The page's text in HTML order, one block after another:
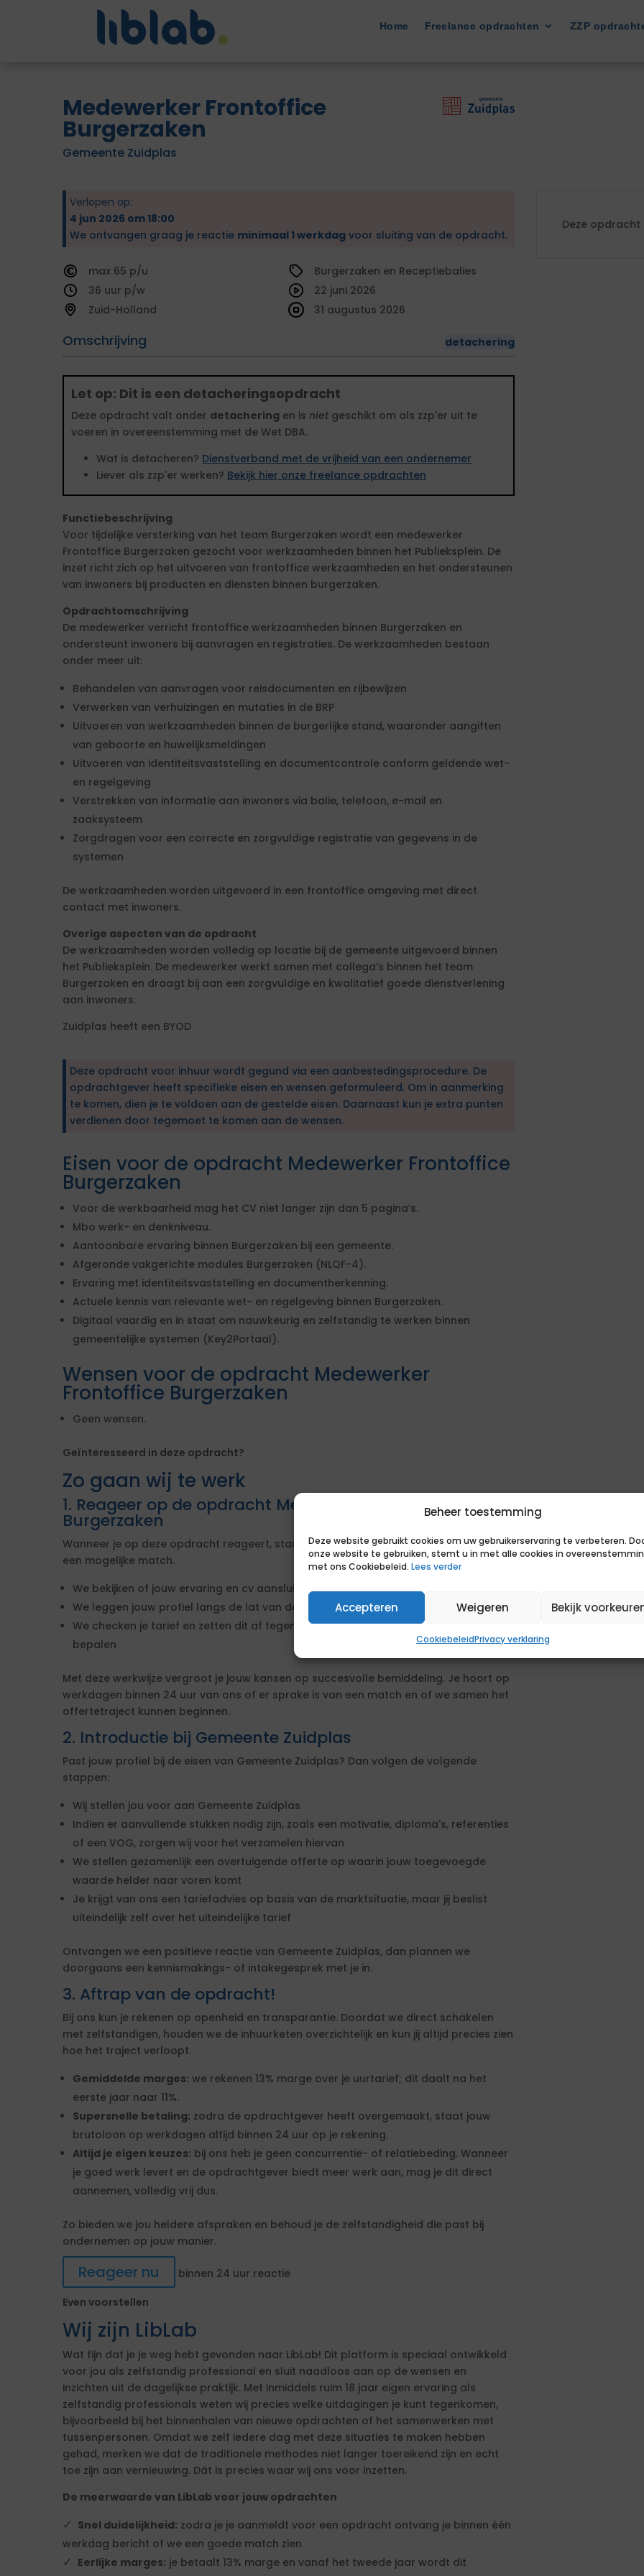
Beheer toestemming
Deze website gebruikt cookies om uw gebruikerservaring te verbeteren.
onze website te gebruiken, stemt u in met alle cookies in
met ons Cookiebeleid. Lees verder
Accepteren Weigeren Bekijk
CookiebeleidPrivacy verklaring
Home Freelance opdrachten ZZP
Medewerker Frontoffice
Burgerzaken
Gemeente Zuidplas
Verlopen op:
4 jun 2026 om 18:00
We ontvangen graag je reactie minimaal 1 werkdag voor sluiting van de opdracht.
65
36
Zuid-Holland
Burgerzaken en Receptiebalies
Omschrijving detachering
22 juni 2026
31 augustus 2026
Let op: Dit is een detacheringsopdracht
Deze opdracht valt onder detachering en is niet geschikt om als zzp'er uit te
voeren in overeenstemming met de Wet DBA.
Wat is detacheren? Dienstverband met de vrijheid van een ondernemer
Liever als zzp'er werken? Bekijk hier onze freelance opdrachten
Functiebeschrijving
Voor tijdelijke versterking van het team Burgerzaken wordt een medewerker
Frontoffice Burgerzaken gezocht voor werkzaamheden binnen het Publieksplein. De
inzet richt zich op het uitvoeren van frontoffice werkzaamheden en het ondersteunen
van inwoners bij producten en diensten binnen burgerzaken.
Opdrachtomschrijving
De medewerker verricht frontoffice werkzaamheden binnen Burgerzaken en
ondersteunt inwoners bij aanvragen en registraties. De werkzaamheden bestaan
onder meer uit:
Behandelen van aanvragen voor reisdocumenten en rijbewijzen
Verwerken van verhuizingen en mutaties in de BRP
Uitvoeren van werkzaamheden binnen de burgerlijke stand, waaronder aangiften
van geboorte en huwelijksmeldingen
Uitvoeren van identiteitsvaststelling en documentcontrole conform geldende wet-
en regelgeving
Verstrekken van informatie aan inwoners via balie, telefoon, e-mail en
zaaksysteem
Zorgdragen voor een correcte en zorgvuldige registratie van gegevens in de
systemen
De werkzaamheden worden uitgevoerd in een frontoffice omgeving met direct
contact met inwoners.
Overige aspecten van de opdracht
De werkzaamheden worden volledig op locatie bij de gemeente uitgevoerd binnen
het Publieksplein. De medewerker werkt samen met collega’s binnen het team
Burgerzaken en draagt bij aan een zorgvuldige en kwalitatief goede dienstverlening
aan inwoners.
Zuidplas heeft een BYOD
Deze opdracht voor inhuur wordt gegund via een aanbestedingsprocedure. De
opdrachtgever heeft specifieke eisen en wensen geformuleerd. Om in aanmerking
te komen, dien je te voldoen aan de gestelde eisen. Daarnaast kun je extra punten
verdienen door tegemoet te komen aan de wensen.
Eisen voor de opdracht Medewerker Frontoffice
Burgerzaken
Voor de werkbaarheid mag het CV niet langer zijn dan 5 pagina’s.
Mbo werk- en denkniveau.
Aantoonbare ervaring binnen Burgerzaken bij een gemeente.
Afgeronde vakgerichte modules Burgerzaken (NLQF-4).
Ervaring met identiteitsvaststelling en documentherkenning.
Actuele kennis van relevante wet- en regelgeving binnen Burgerzaken.
Digitaal vaardig en in staat om nauwkeurig en zelfstandig te werken binnen
gemeentelijke systemen (Key2Portaal).
Wensen voor de opdracht Medewerker
Frontoffice Burgerzaken
Geen wensen.
Geïnteresseerd in deze opdracht?
Zo gaan wij te werk
1. Reageer op de opdracht Medewerker Frontoffice
Burgerzaken
Wanneer je op deze opdracht reageert, starten wij direct met het beoordelen van
een mogelijke match.
We bekijken of jouw ervaring en cv aansluiten bij de opdracht
We leggen jouw profiel langs de lat van de eisen van de opdrachtgever
We checken je tarief en zetten dit af tegen de actuele markt om je positie te
bepalen
Met deze werkwijze vergroot je jouw kansen op succesvolle bemiddeling. Je hoort op
werkdagen binnen 24 uur van ons of er sprake is van een match en of we samen het
offertetraject kunnen beginnen.
2. Introductie bij Gemeente Zuidplas
Past jouw profiel bij de eisen van Gemeente Zuidplas? Dan volgen de volgende
stappen:
Wij stellen jou voor aan Gemeente Zuidplas
Indien er aanvullende stukken nodig zijn, zoals een motivatie, diploma's, referenties
of een VOG, zorgen wij voor het verzamelen hiervan
We stellen gezamenlijk een overtuigende offerte op waarin jouw toegevoegde
waarde helder naar voren komt
Je krijgt van ons een tariefadvies op basis van de marktsituatie, maar jij beslist
uiteindelijk zelf over het uiteindelijke tarief
Ontvangen we een positieve reactie van Gemeente Zuidplas, dan plannen we
doorgaans een kennismakings- of intakegesprek met je in.
3. Aftrap van de opdracht!
Bij ons kun je rekenen op openheid en transparantie. Doordat we direct schakelen
met zelfstandigen, houden we de inhuurketen overzichtelijk en kun jij altijd precies zien
hoe het traject verloopt.
Gemiddelde marges: we rekenen 13% marge over je uurtarief; dit daalt na het
eerste jaar naar 11%.
Supersnelle betaling: zodra de opdrachtgever heeft overgemaakt, staat jouw
brutoloon op werkdagen altijd binnen 24 uur op je rekening.
Altijd je eigen keuzes: bij ons heb je geen concurrentie- of relatiebeding. Wanneer
je goed werk levert en de opdrachtgever biedt meer werk aan, mag je dit direct
aannemen, volledig vrij dus.
Zo bieden we jou heldere afspraken en behoud je de zelfstandigheid die past bij
ondernemen op jouw manier.
Reageer nu
binnen 24 uur reactie
Even voorstellen
Wij zijn LibLab
Wat fijn dat je je weg hebt gevonden naar LibLab! Dit platform is speciaal ontwikkeld
voor jou als zelfstandig professional en sluit naadloos aan op de wensen en
inzichten uit de dagelijkse praktijk. Met inmiddels ruim 18 jaar eigen ervaring als
zelfstandig professionals weten wij precies welke uitdagingen je kunt tegenkomen,
bijvoorbeeld bij het binnenhalen van nieuwe opdrachten of het samenwerken met
tussenpersonen. Omdat we zelf iedere dag met deze situaties te maken hebben
gehad, merken we dat de traditionele methodes niet langer toereikend zijn en echt
toe zijn aan vernieuwing. Dát is precies waar wij ons voor inzetten.
De meerwaarde van LibLab voor jouw opdrachten
Snel duidelijkheid: zodra je je aanmeldt voor een opdracht ontvang je binnen één
werkdag bericht of we een goede match zien
Eerlijke marges: je betaalt 13% marge en vanaf het tweede jaar wordt dit
Deze opdracht